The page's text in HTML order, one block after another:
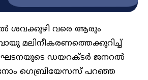
ശവക്കുഴി വരെ ആരും
വായു മലിനീകരണത്തെക്കുറിച്ച്
ഡയറക്ടർ ജനറൽ
ഗെബ്രിയേസസ് പറഞ്ഞ